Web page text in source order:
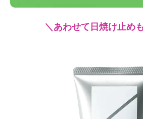
＼あわせて日焼け止め